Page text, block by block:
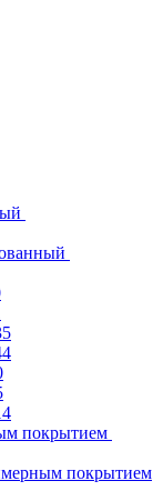
покрытием
покрытием